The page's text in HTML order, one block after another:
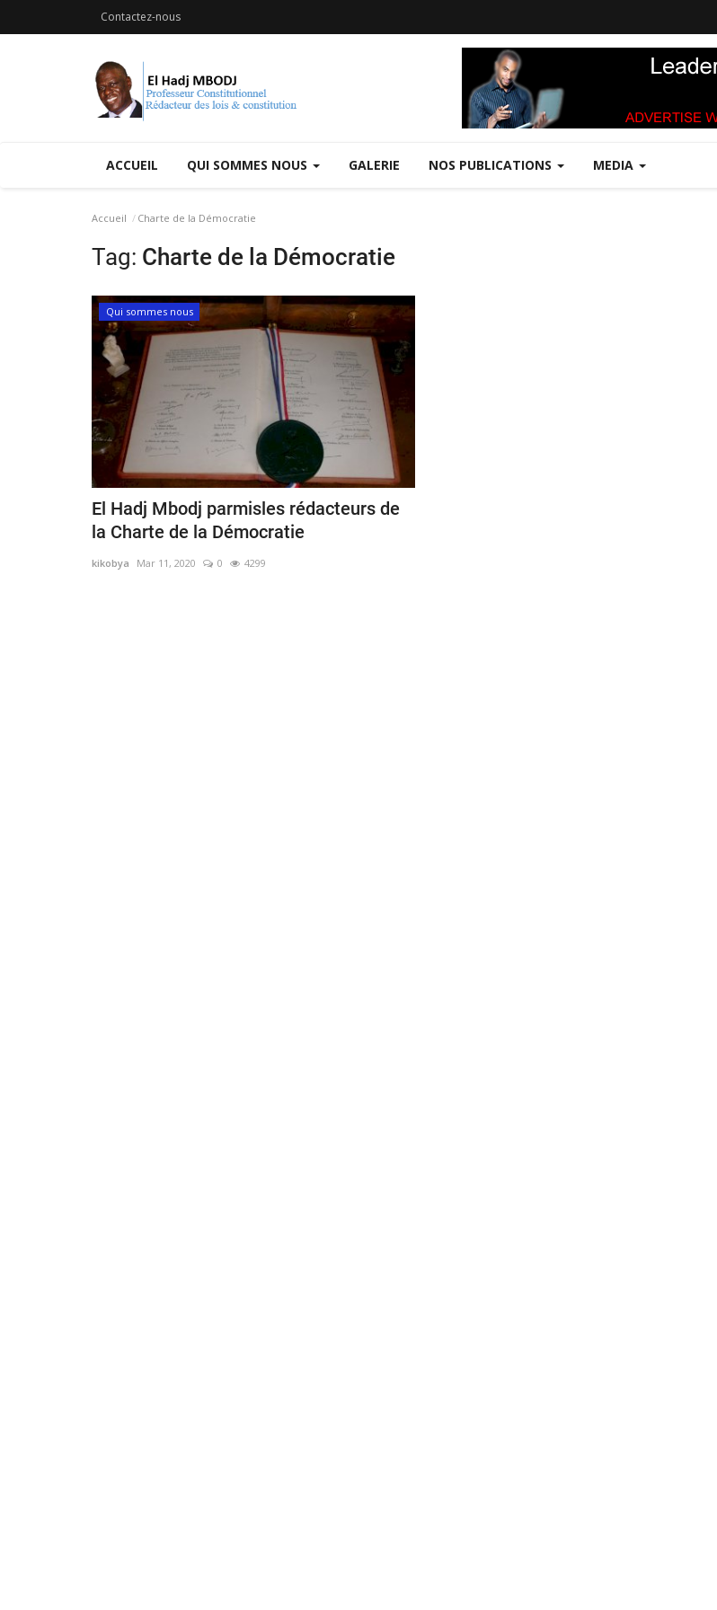
Contactez-nous
ACCUEIL QUI SOMMES NOUS GALERIE NOS PUBLICATIONS MEDIA
Accueil Charte de la Démocratie
Tag: Charte de la Démocratie
Qui sommes nous
El Hadj Mbodj parmisles rédacteurs de
la Charte de la Démocratie
kikobya Mar 11, 2020 0 4299